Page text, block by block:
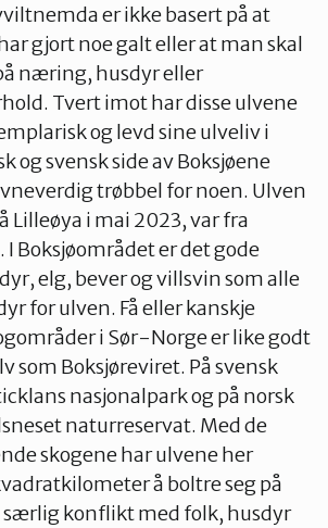
er ikke basert på at
gjort noe galt eller at man skal
næring, husdyr eller
Tvert imot har disse ulvene
og levd sine ulveliv i
og svensk side av Boksjøene
trøbbel for noen. Ulven
Lilleøya i mai 2023, var fra
I Boksjøområdet er det gode
elg, bever og villsvin som alle
for ulven. Få eller kanskje
i Sør-Norge er like godt
som Boksjøreviret. På svensk
nasjonalpark og på norsk
naturreservat. Med de
skogene har ulvene her
å boltre seg på
særlig konflikt med folk, husdyr